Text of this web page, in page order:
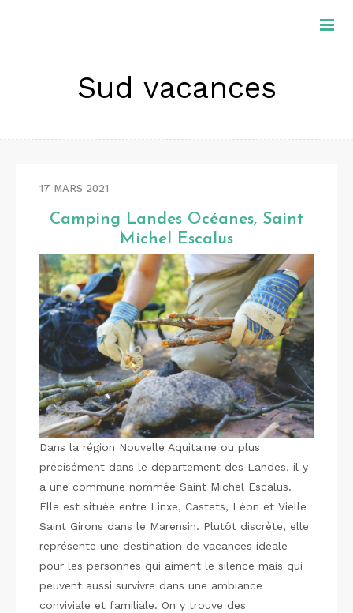
Sud vacances
17 MARS 2021
Camping Landes Océanes, Saint
Michel Escalus
Dans la région Nouvelle Aquitaine ou plus
précisément dans le département des Landes, il y
a une commune nommée Saint Michel Escalus.
Elle est située entre Linxe, Castets, Léon et Vielle
Saint Girons dans le Marensin. Plutôt discrète, elle
représente une destination de vacances idéale
pour les personnes qui aiment le silence mais qui
peuvent aussi survivre dans une ambiance
conviviale et familiale. On y trouve des